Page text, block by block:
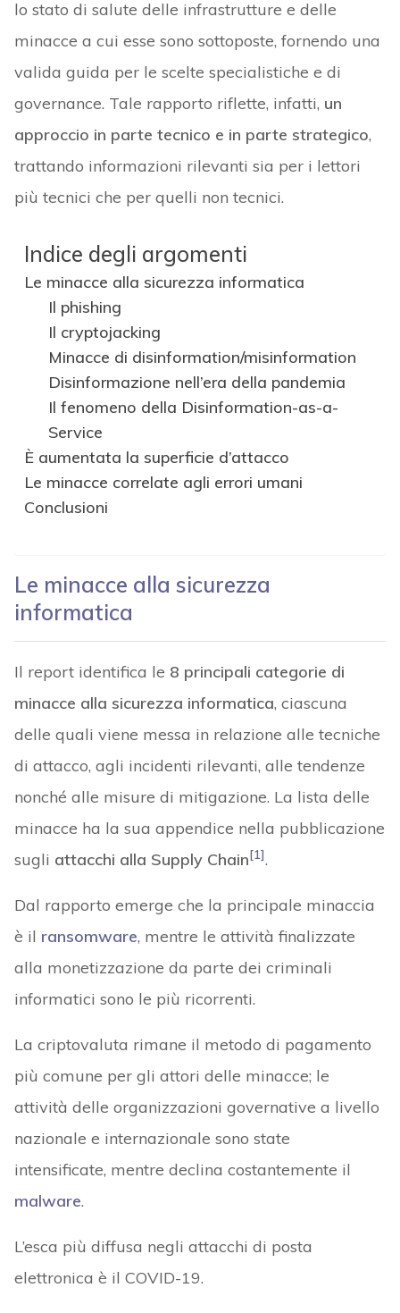
lo stato di salute delle infrastrutture e delle
minacce a cui esse sono sottoposte, fornendo una
valida guida per le scelte specialistiche e di
governance. Tale rapporto riflette, infatti, un
approccio in parte tecnico e in parte strategico,
trattando informazioni rilevanti sia per i lettori
più tecnici che per quelli non tecnici.
Indice degli argomenti
Le minacce alla sicurezza informatica
Il phishing
Il cryptojacking
Minacce di disinformation/misinformation
Disinformazione nell’era della pandemia
Il fenomeno della Disinformation-as-a-
Service
È aumentata la superficie d’attacco
Le minacce correlate agli errori umani
Conclusioni
Le minacce alla sicurezza
informatica
Il report identifica le 8 principali categorie di
minacce alla sicurezza informatica, ciascuna
delle quali viene messa in relazione alle tecniche
di attacco, agli incidenti rilevanti, alle tendenze
nonché alle misure di mitigazione. La lista delle
minacce ha la sua appendice nella pubblicazione
sugli attacchi alla Supply Chain[1].
Dal rapporto emerge che la principale minaccia
è il ransomware, mentre le attività finalizzate
alla monetizzazione da parte dei criminali
informatici sono le più ricorrenti.
La criptovaluta rimane il metodo di pagamento
più comune per gli attori delle minacce; le
attività delle organizzazioni governative a livello
nazionale e internazionale sono state
intensificate, mentre declina costantemente il
malware.
L’esca più diffusa negli attacchi di posta
elettronica è il COVID-19.